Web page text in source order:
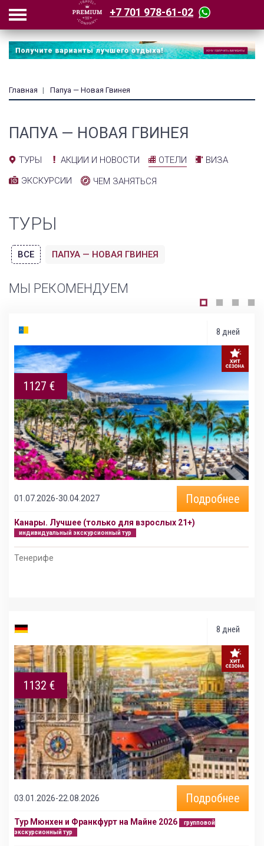
+7 701 978-61-02
Главная Папуа — Новая Гвинея
ПАПУА — НОВАЯ ГВИНЕЯ
ТУРЫ АКЦИИ И НОВОСТИ ОТЕЛИ
ВИЗА
ЭКСКУРСИИ
ЧЕМ ЗАНЯТЬСЯ
ТУРЫ
ВСЕ ПАПУА — НОВАЯ ГВИНЕЯ
МЫ РЕКОМЕНДУЕМ
8 дней
1127 €
01.07.2026-30.04.2027 Подробнее
Канары. Лучшее (только для взрослых 21+)
индивидуальный экскурсионный тур
Тенерифе
8 дней
1132 €
03.01.2026-22.08.2026 Подробнее
Тур Мюнхен и Франкфурт на Майне 2026
групповой
экскурсионный тур